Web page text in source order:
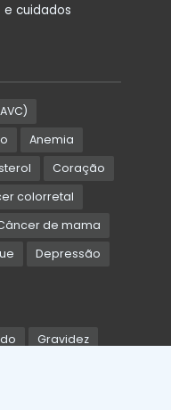
e cuidados
Anemia
Coração
colorretal
de mama
Depressão
Gravidez